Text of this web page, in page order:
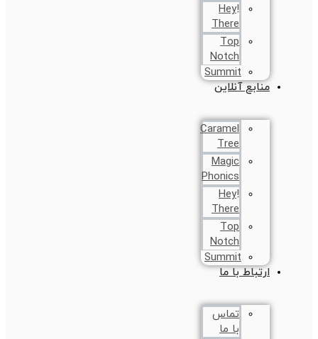
!Hey
There
Top
Notch
Summit
منابع آنلاین
Caramel
Tree
Magic
Phonics
!Hey
There
Top
Notch
Summit
ارتباط با ما
تماس
با ما